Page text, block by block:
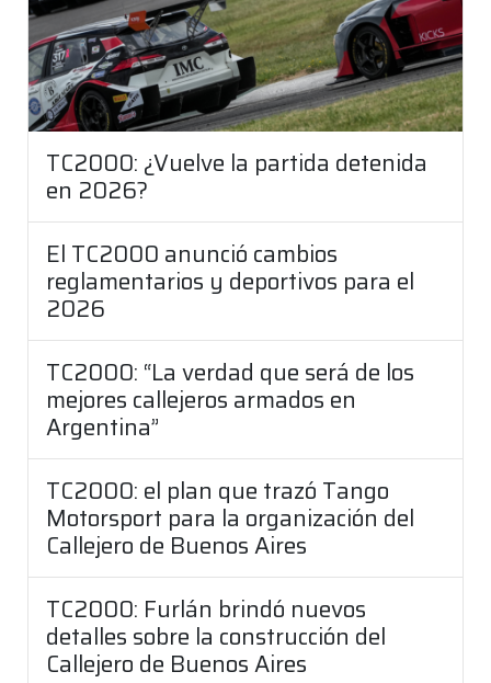
TC2000: ¿Vuelve la partida detenida
en 2026?
El TC2000 anunció cambios
reglamentarios y deportivos para el
2026
TC2000: “La verdad que será de los
mejores callejeros armados en
Argentina”
TC2000: el plan que trazó Tango
Motorsport para la organización del
Callejero de Buenos Aires
TC2000: Furlán brindó nuevos
detalles sobre la construcción del
Callejero de Buenos Aires